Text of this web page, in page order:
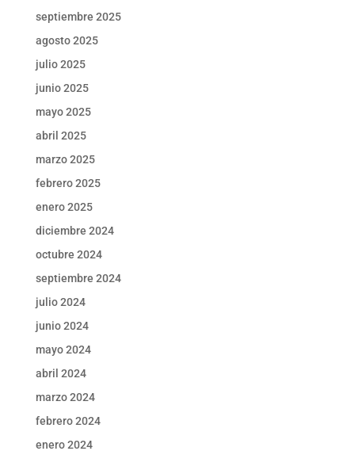
septiembre 2025
agosto 2025
julio 2025
junio 2025
mayo 2025
abril 2025
marzo 2025
febrero 2025
enero 2025
diciembre 2024
octubre 2024
septiembre 2024
julio 2024
junio 2024
mayo 2024
abril 2024
marzo 2024
febrero 2024
enero 2024